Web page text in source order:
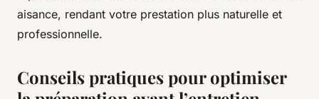
aisance, rendant votre prestation plus naturelle et
professionnelle.
Conseils pratiques pour optimiser